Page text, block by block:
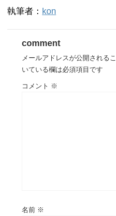
執筆者： kon
comment
メールアドレスが公開される
いている欄は必須項目です
コメント ※
名前 ※